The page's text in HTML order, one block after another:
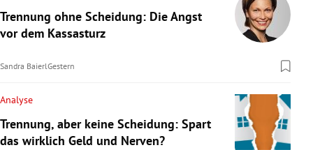
Trennung ohne Scheidung: Die Angst
vor dem Kassasturz
Sandra BaierlGestern
Analyse
Trennung, aber keine Scheidung: Spart
das wirklich Geld und Nerven?